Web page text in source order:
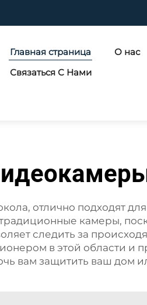
Главная страница О нас
Связаться С Нами
отлично подходят
камеры,
следить за
в этой области и
вам защитить ваш дом